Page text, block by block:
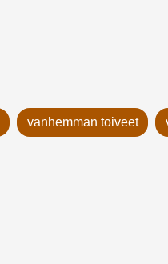
vanhemman toiveet